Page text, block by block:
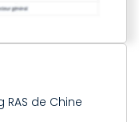
de Chine